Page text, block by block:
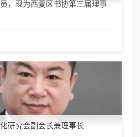
，现为西夏区书协第三届理事
研究会副会长兼理事长